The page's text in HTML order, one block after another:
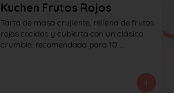
Kuchen Frutos Rojos
Tarta de masa crujiente, rellena de frutos
rojos cocidos y cubierta con un clásico
crumble. recomendada para 10